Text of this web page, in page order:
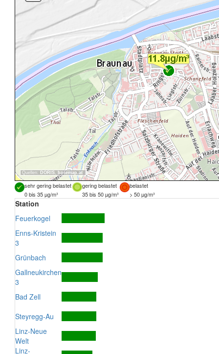
Quellen: DORIS, basemap.at
sehr gering belastet gering belastet
belastet
0 bis 35 µg/m³
35 bis 50 µg/m³ > 50 µg/m³
Station
Feuerkogel
Enns-Kristein
3
Grünbach
Gallneukirchen
3
Bad Zell
Steyregg-Au
Linz-Neue
Welt
Linz-